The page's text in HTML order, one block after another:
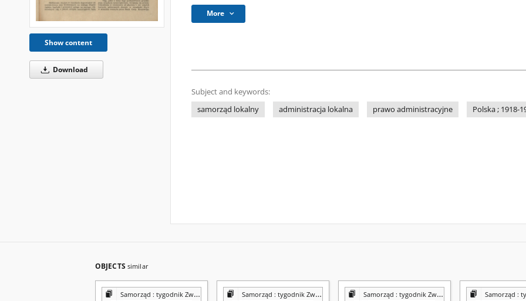
Show content
Download
More
Subject and keywords:
samorząd lokalny
administracja lokalna prawo administracyjne Polska ; 1918-
OBJECTS similar
Samorząd : tygodnik Związku Sejmików Pow. Rz. Polskiej Samorząd : tygodnik Związku Sejmików Pow. Rz. Polskiej Samorząd : tygodnik Związku Sejmików Pow. Rz. Polskiej Samorząd : tygodnik Związku